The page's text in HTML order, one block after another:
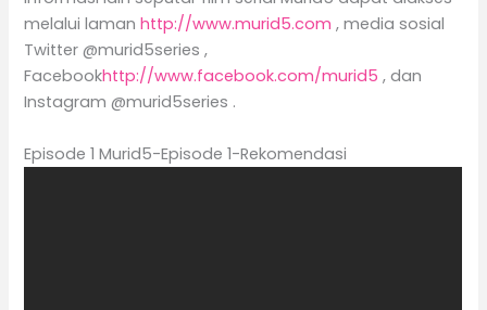
melalui lamanhttp://www.murid5.com , media sosial
Twitter @murid5series ,
Facebookhttp://www.facebook.com/murid5 , dan
Instagram @murid5series .
Episode 1 Murid5-Episode 1-Rekomendasi